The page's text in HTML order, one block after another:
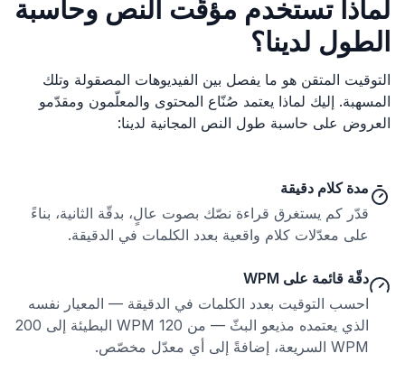
لماذا تستخدم مؤقّت النص وحاسبة
الطول لدينا؟
التوقيت المتقن هو ما يفصل بين الفيديوهات المصقولة وتلك
المسهبة. إليك لماذا يعتمد صُنّاع المحتوى والمعلّمون ومقدّمو
العروض على حاسبة طول النص المجانية لدينا:
مدة كلام دقيقة
قدّر كم يستغرق قراءة نصّك بصوت عالٍ، بدقّة الثانية، بناءً
على معدّلات كلام واقعية بعدد الكلمات في الدقيقة.
دقّة قائمة على WPM
احسب التوقيت بعدد الكلمات في الدقيقة — المعيار نفسه
الذي يعتمده مذيعو البثّ — من 120 WPM البطيئة إلى 200
WPM السريعة، إضافةً إلى أي معدّل مخصّص.